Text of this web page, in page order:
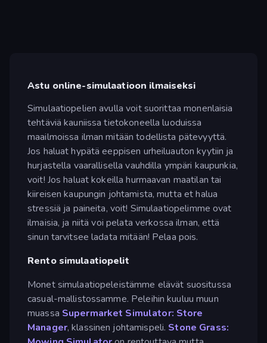
Astu online-simulaatioon ilmaiseksi
Simulaatiopelien avulla voit suorittaa monenlaisia
tehtäviä kauniissa tietokoneella luoduissa
maailmoissa ilman mitään todellista pätevyyttä.
Jos haluat hypätä eeppisen urheiluauton kyytiin ja
hurjastella vaarallisella vauhdilla ympäri kaupunkia,
voit! Jos haluat kokeilla hurmaavan maatilan tai
kiireisen kaupungin johtamista, mutta et halua
stressiä ja paineita, voit! Simulaatiopelimme ovat
ilmaisia, ja niitä voi pelata verkossa ilman, että
sinun tarvitsee ladata mitään! Pelaa pois.
Rento simulaatiopelit
Monet simulaatiopeleistämme elävät suositussa
casual-mallistossamme. Peleihin kuuluu muun
muassa Supermarket Simulator: Store
Manager, klassinen johtamispeli. Stone Grass: